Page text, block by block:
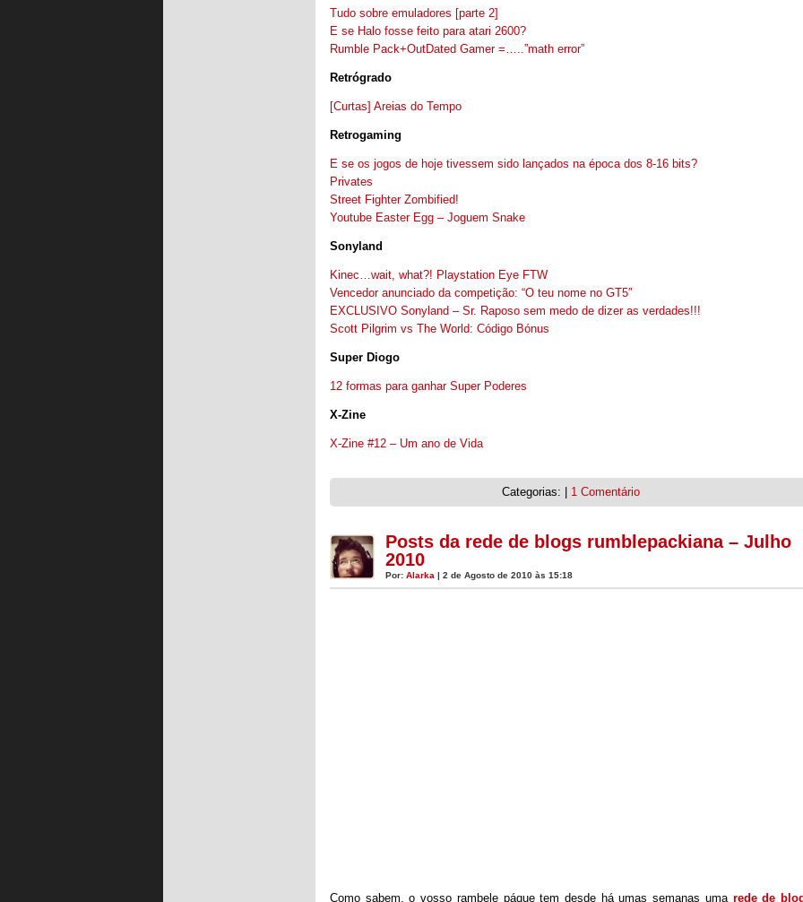
Tudo sobre emuladores [parte 2]
E se Halo fosse feito para atari 2600?
Rumble Pack+OutDated Gamer =…..”math error”
Retrógrado
[Curtas] Areias do Tempo
Retrogaming
E se os jogos de hoje tivessem sido lançados na época dos 8-16 bits?
Privates
Street Fighter Zombified!
Youtube Easter Egg – Joguem Snake
Sonyland
Kinec…wait, what?! Playstation Eye FTW
Vencedor anunciado da competição: “O teu nome no GT5″
EXCLUSIVO Sonyland – Sr. Raposo sem medo de dizer as verdades!!!
Scott Pilgrim vs The World: Código Bónus
Super Diogo
12 formas para ganhar Super Poderes
X-Zine
X-Zine #12 – Um ano de Vida
Categorias: | 1 Comentário
Posts da rede de blogs rumblepackiana – Julho
2010
Por: Alarka | 2 de Agosto de 2010 às 15:18
Como sabem, o vosso rambele páque tem desde há umas semanas uma rede de